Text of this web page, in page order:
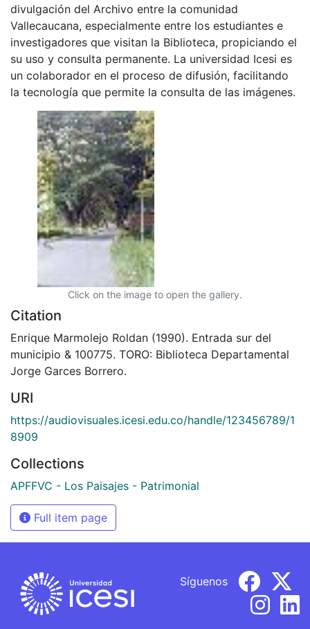
divulgación del Archivo entre la comunidad
Vallecaucana, especialmente entre los estudiantes e
investigadores que visitan la Biblioteca, propiciando el
su uso y consulta permanente. La universidad Icesi es
un colaborador en el proceso de difusión, facilitando
la tecnología que permite la consulta de las imágenes.
Click on the image to open the gallery.
Citation
Enrique Marmolejo Roldan (1990). Entrada sur del
municipio & 100775. TORO: Biblioteca Departamental
Jorge Garces Borrero.
URI
https://audiovisuales.icesi.edu.co/handle/123456789/1
8909
Collections
APFFVC - Los Paisajes - Patrimonial
Full item page
Síguenos